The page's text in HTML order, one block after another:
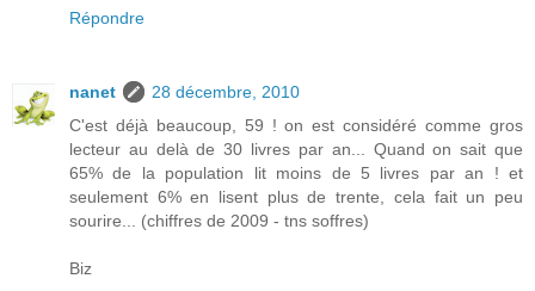
Répondre
nanet
28 décembre, 2010
C'est déjà beaucoup, 59 ! on est considéré comme gros
lecteur au delà de 30 livres par an... Quand on sait que
65% de la population lit moins de 5 livres par an ! et
seulement 6% en lisent plus de trente, cela fait un peu
sourire... (chiffres de 2009 - tns soffres)
Biz